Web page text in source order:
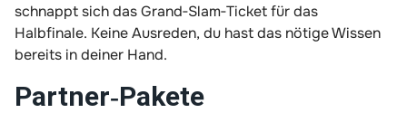
schnappt sich das Grand‑Slam‑Ticket für das
Halbfinale. Keine Ausreden, du hast das nötige Wissen
bereits in deiner Hand.
Partner‑Pakete